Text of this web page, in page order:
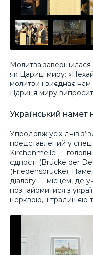
Молитва
як Цариці миру:
молитви і виєднає нам
Цариця миру
Український намет
Упродовж усіх днів
представлений у
Kirchenmeile —
єдності (Brücke der
(Friedensbrücke). Намет
діалогу — місцем, де
познайомитися з
церквою, її традицією